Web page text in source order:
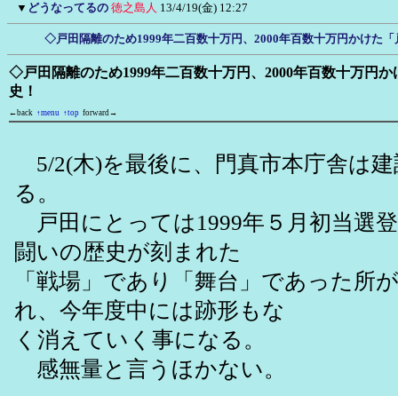
▼ どうなってるの 徳之島人 13/4/19(金) 12:27
◇戸田隔離のため1999年二百数十万円、2000年百数十万円かけた
◇戸田隔離のため1999年二百数十万円、2000年百数十万円
史！
←back ↑menu ↑top forward→
5/2(木)を最後に、門真市本庁舎は
る。
戸田にとっては1999年５月初当選
闘いの歴史が刻まれた
「戦場」であり「舞台」であった所
れ、今年度中には跡形もな
く消えていく事になる。
感無量と言うほかない。